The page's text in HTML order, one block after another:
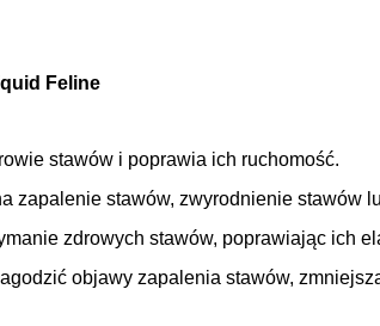
Feline
stawów i poprawia ich ruchomość.
zapalenie stawów, zwyrodnienie stawów
zdrowych stawów, poprawiając ich
objawy zapalenia stawów,